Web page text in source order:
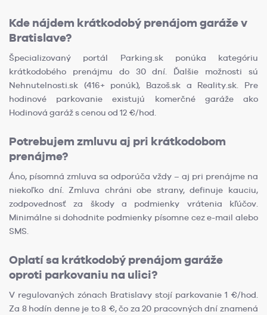
Kde nájdem krátkodobý prenájom garáže v
Bratislave?
Špecializovaný portál Parking.sk ponúka kategóriu
krátkodobého prenájmu do 30 dní. Ďalšie možnosti sú
Nehnutelnosti.sk (416+ ponúk), Bazoš.sk a Reality.sk. Pre
hodinové parkovanie existujú komerčné garáže ako
Hodinová garáž s cenou od 12 €/hod.
Potrebujem zmluvu aj pri krátkodobom
prenájme?
Áno, písomná zmluva sa odporúča vždy – aj pri prenájme na
niekoľko dní. Zmluva chráni obe strany, definuje kauciu,
zodpovednosť za škody a podmienky vrátenia kľúčov.
Minimálne si dohodnite podmienky písomne cez e-mail alebo
SMS.
Oplatí sa krátkodobý prenájom garáže
oproti parkovaniu na ulici?
V regulovaných zónach Bratislavy stojí parkovanie 1 €/hod.
Za 8 hodín denne je to 8 €, čo za 20 pracovných dní znamená